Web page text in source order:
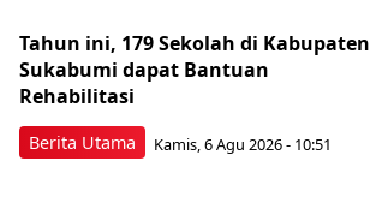
Berita Utama
Tahun ini, 179 Sekolah di Kabupaten
Sukabumi dapat Bantuan
Rehabilitasi
Kamis, 6 Agu 2026 - 10:51